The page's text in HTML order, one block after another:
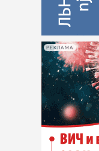
РЕКЛАМА